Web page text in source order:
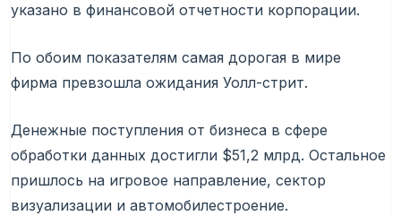
указано в финансовой отчетности корпорации.
По обоим показателям самая дорогая в мире
фирма превзошла ожидания Уолл-стрит.
Денежные поступления от бизнеса в сфере
обработки данных достигли $51,2 млрд. Остальное
пришлось на игровое направление, сектор
визуализации и автомобилестроение.